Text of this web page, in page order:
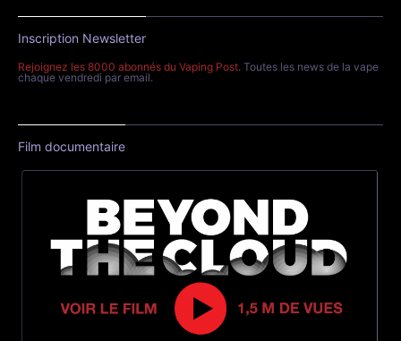
Inscription Newsletter
Rejoignez les 8000 abonnés du Vaping Post. Toutes les news de la vape
chaque vendredi par email.
Film documentaire